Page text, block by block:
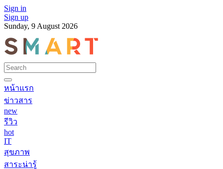
Sign in
Sign up
Sunday, 9 August 2026
หน้าแรก
ข่าวสาร
new
รีวิว
hot
IT
สุขภาพ
สาระน่ารู้